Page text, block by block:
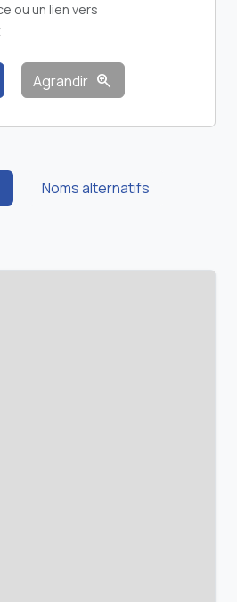
ou un lien vers
Agrandir zoom_in
Noms alternatifs